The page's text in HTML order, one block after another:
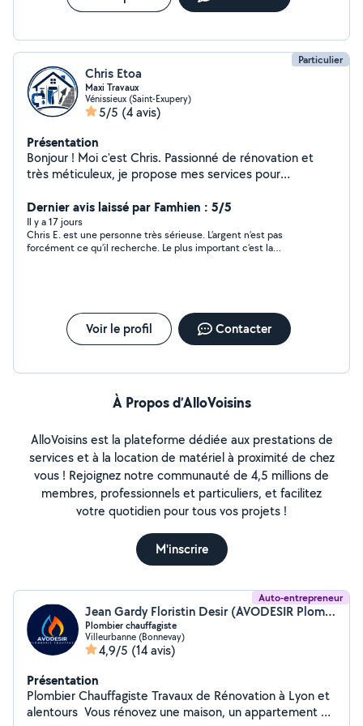
Particulier
Chris Etoa
Maxi Travaux
Vénissieux (Saint-Exupery)
5/5 (4 avis)
Présentation
Bonjour ! Moi c'est Chris. Passionné de rénovation et
très méticuleux, je propose mes services pour
profil me montre à l'œuvre, et c'est exactement avec
cette rigueur que j'interviens chez vous. Voici mes
domaines d'intervention : Sols : Pose méticuleuse de
parquet (flottant, collé) et carrelage/crédence. Murs &
Maçonnerie : Petits travaux de gros œuvre, ragréage et
démolition soignée. Ameublement : Montage et
impeccable. Contactez-moi pour votre projet, réponse
Dernier avis laissé par Famhien : 5/5
Il y a 17 jours
Chris E. est une personne très sérieuse. L’argent n’est pas
forcément ce qu’il recherche. Le plus important c’est la
Voir le profil Contacter
À Propos d’AlloVoisins
AlloVoisins est la plateforme dédiée aux prestations de
services et à la location de matériel à proximité de chez
vous ! Rejoignez notre communauté de 4,5 millions de
membres, professionnels et particuliers, et facilitez
votre quotidien pour tous vos projets !
M'inscrire
Auto-entrepreneur
Jean Gardy Floristin Desir (AVODESIR Plomberie Chauffage)
Plombier chauffagiste
Villeurbanne (Bonnevay)
4,9/5 (14 avis)
Présentation
Plombier Chauffagiste Travaux de Rénovation à Lyon et
alentours Vous rénovez une maison, un appartement ou